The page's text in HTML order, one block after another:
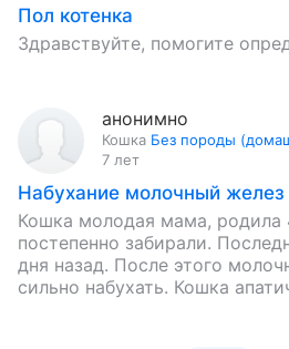
Пол котенка
Здравствуйте, помогите
анонимно
Кошка Без породы
7 лет
Набухание молочный желез
Кошка молодая мама, родила
постепенно забирали.
дня назад. После этого
сильно набухать. Кошка